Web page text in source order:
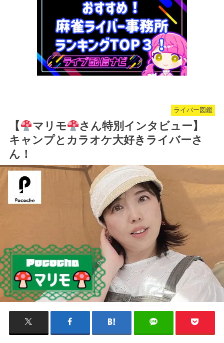
ライバー図鑑
【 マリモ
さん特別インタビュー】
キャンプとカラオケ大好きライバーさ
ん！